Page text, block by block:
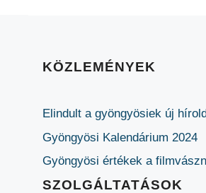
KÖZLEMÉNYEK
Elindult a gyöngyösiek új
Gyöngyösi Kalendárium 2024
Gyöngyösi értékek a
SZOLGÁLTATÁSOK